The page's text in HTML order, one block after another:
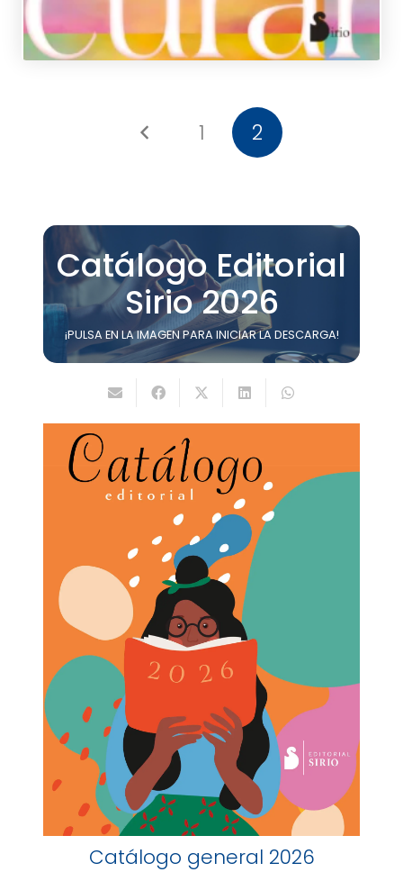
1 2
Catálogo Editorial
Sirio 2026
¡PULSA EN LA IMAGEN PARA INICIAR LA DESCARGA!
Catálogo general 2026